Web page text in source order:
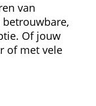
van
Of jouw
of met vele